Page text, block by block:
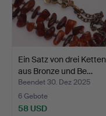
Ein Satz von drei Ketten
aus Bronze und Be…
Beendet 30. Dez 2025
6 Gebote
58 USD